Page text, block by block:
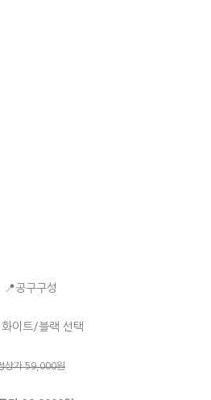
📍공구구성
화이트/블랙 선택
상가 59,000원